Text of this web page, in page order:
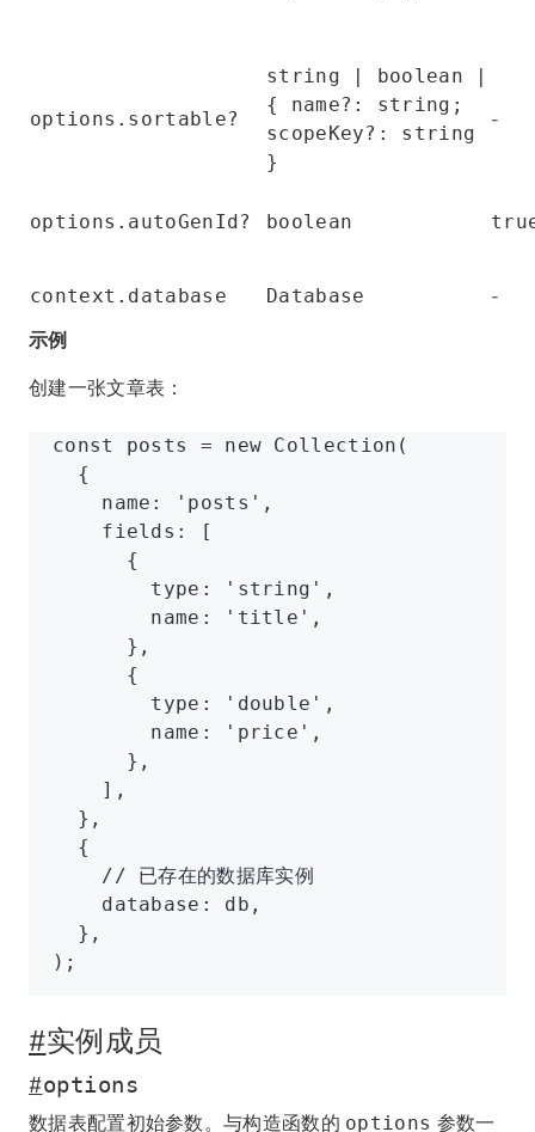
options.sortable?
string | boolean |
{ name?: string;
scopeKey?: string
}
-
options.autoGenId? boolean
context.database Database
-
示例
创建一张文章表：
const posts = new Collection (
  {
    name
: 'posts' ,
    fields
:
[
      {
        type
: 'string' ,
        name
: 'title' ,
      }
,
      {
        type
: 'double' ,
        name
: 'price' ,
      }
,
    ]
,
  }
,
  {
    // 已存在的数据库实例
    database
: db ,
  }
,
);
#实例成员
#options
数据表配置初始参数。与构造函数的 options 参数一